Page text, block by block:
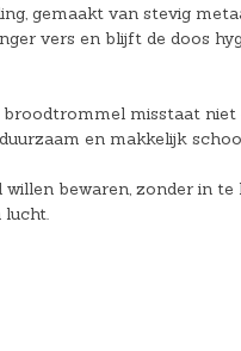
gemaakt van stevig
vers en blijft de doos
misstaat
en makkelijk
bewaren, zonder in
lucht.